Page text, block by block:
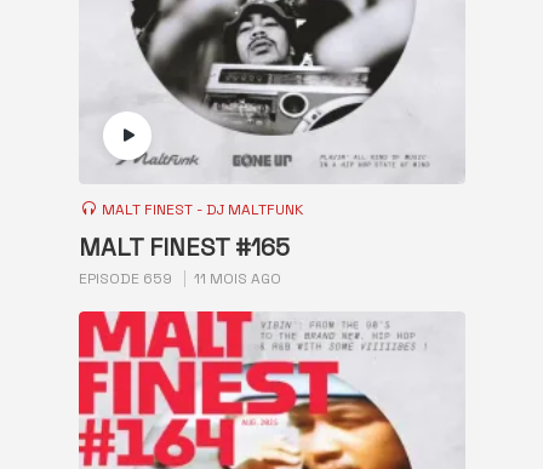
MALT FINEST - DJ MALTFUNK
MALT FINEST #165
EPISODE 659 11 MOIS AGO